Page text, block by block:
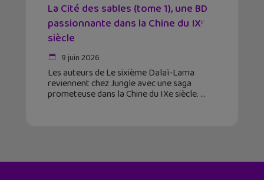
La Cité des sables (tome 1), une BD
passionnante dans la Chine du IXᵉ
siècle
9 juin 2026
Les auteurs de Le sixième Dalaï-Lama
reviennent chez Jungle avec une saga
prometeuse dans la Chine du IXe siècle.